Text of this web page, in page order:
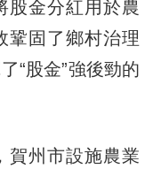
股金分紅用於農
鞏固了鄉村治理
“股金”強後勁的
州市設施農業